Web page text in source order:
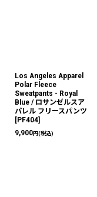
Los Angeles Apparel
Polar Fleece
Sweatpants - Royal
Blue / ロサンゼルスア
パレル フリースパンツ
[PF404]
9,900円(税込)